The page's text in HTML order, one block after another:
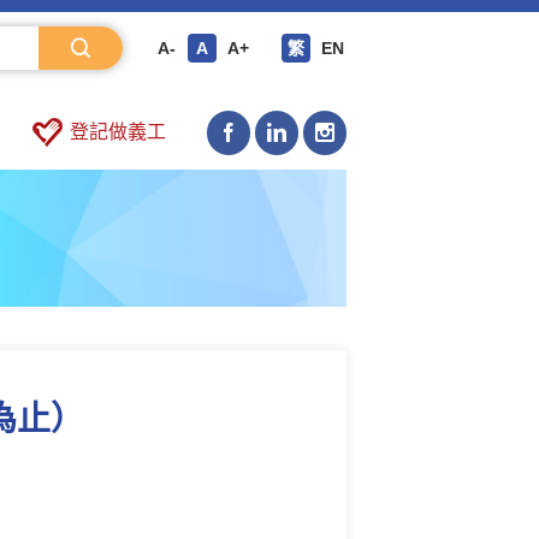
A- A A+ 繁 EN
登記做義工
止）